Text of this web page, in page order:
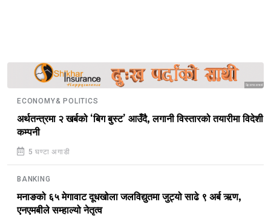
Sponsored
ECONOMY& POLITICS
अर्थतन्त्रमा २ खर्बको ‘बिग बुस्ट’ आउँदै, लगानी विस्तारको तयारीमा विदेशी
कम्पनी
5 घण्टा अगाडी
BANKING
मनाङको ६५ मेगावाट दूधखोला जलविद्युतमा जुट्यो साढे ९ अर्ब ऋण,
एनएमबीले सम्हाल्यो नेतृत्व